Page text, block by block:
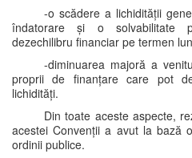
-o scădere a lichidității
îndatorare și o solvabilitate
dezechilibru financiar pe termen
-diminuarea majoră a
proprii de finanțare care pot
lichidități.
Din toate aceste aspecte,
acestei Convenții a avut la bază
ordinii publice.